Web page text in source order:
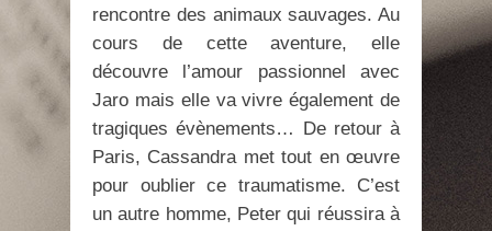
rencontre des animaux sauvages. Au
cours de cette aventure, elle
découvre l’amour passionnel avec
Jaro mais elle va vivre également de
tragiques évènements… De retour à
Paris, Cassandra met tout en œuvre
pour oublier ce traumatisme. C’est
un autre homme, Peter qui réussira à